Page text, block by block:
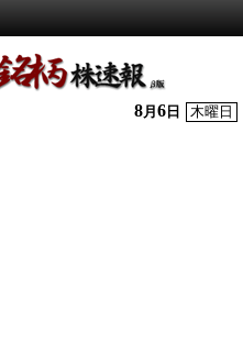
株】
8月 6 日 木曜日